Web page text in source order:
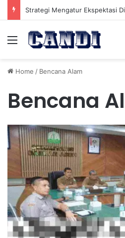
Menu
Home / Bencana Alam
Bencana